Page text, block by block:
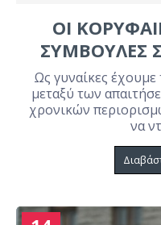
ΟΙ
ΣΥΜΒΟΥΛΈΣ
Ως γυναίκες
μεταξύ των
χρονικών
να